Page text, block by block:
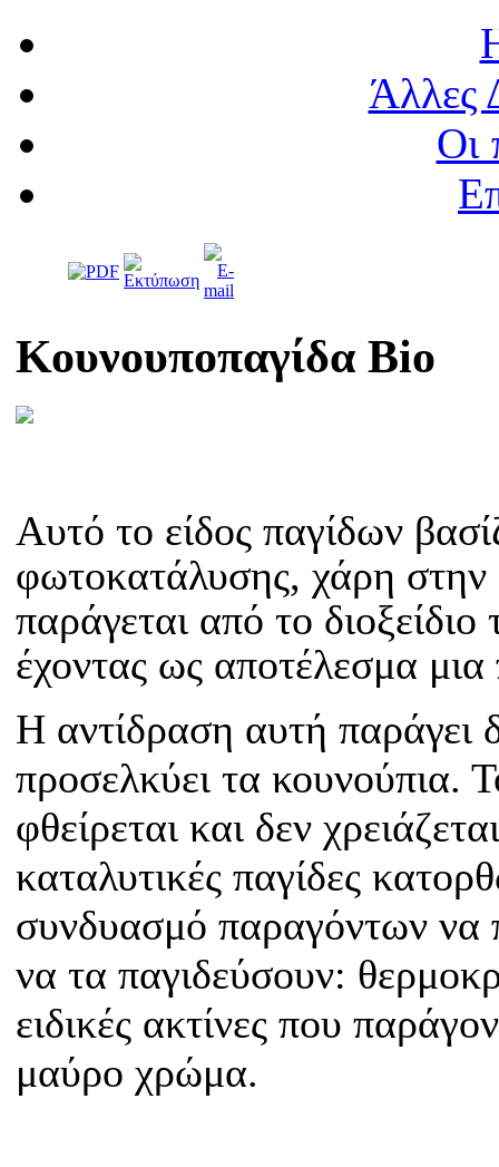
Άλλες
Οι
Κουνουποπαγίδα Bio
Αυτό το είδος παγίδων
φωτοκατάλυσης, χάρη στην
παράγεται από το
έχοντας ως αποτέλεσμα
Η αντίδραση αυτή παράγει
προσελκύει τα κουνούπια.
φθείρεται και δεν
καταλυτικές παγίδες
συνδυασμό παραγόντων να
να τα παγιδεύσουν:
ειδικές ακτίνες που
μαύρο χρώμα.